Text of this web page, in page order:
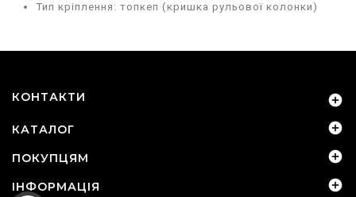
Тип кріплення: топкеп (кришка рульової колонки)
КОНТАКТИ 
КАТАЛОГ 
ПОКУПЦЯМ 
ІНФОРМАЦІЯ 